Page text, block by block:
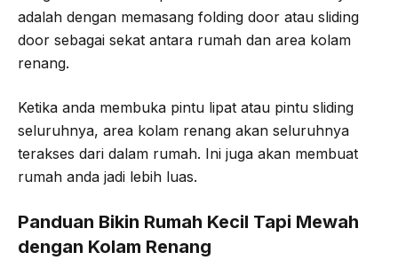
adalah dengan memasang folding door atau sliding
door sebagai sekat antara rumah dan area kolam
renang.
Ketika anda membuka pintu lipat atau pintu sliding
seluruhnya, area kolam renang akan seluruhnya
terakses dari dalam rumah. Ini juga akan membuat
rumah anda jadi lebih luas.
Panduan Bikin Rumah Kecil Tapi Mewah
dengan Kolam Renang